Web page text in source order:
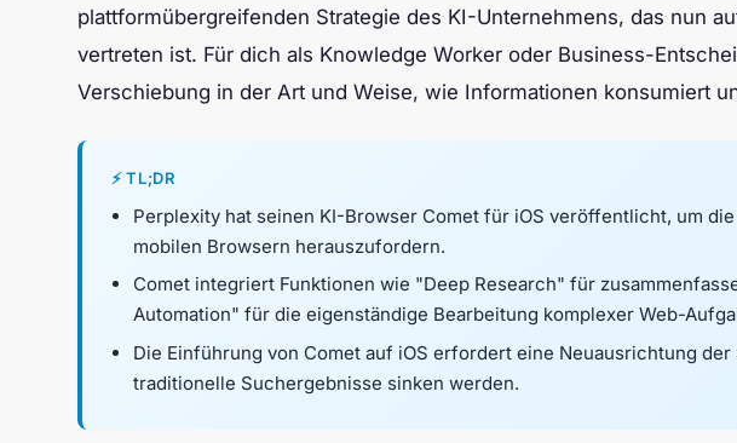
plattformübergreifenden Strategie des KI-Unternehmens, das nun
vertreten ist. Für dich als Knowledge Worker oder Business-
Verschiebung in der Art und Weise, wie Informationen konsumiert
⚡ TL;DR
Perplexity hat seinen KI-Browser Comet für iOS veröffentlicht, um
mobilen Browsern herauszufordern.
Comet integriert Funktionen wie "Deep Research" für
Automation" für die eigenständige Bearbeitung komplexer Web-
Die Einführung von Comet auf iOS erfordert eine Neuausrichtung
traditionelle Suchergebnisse sinken werden.